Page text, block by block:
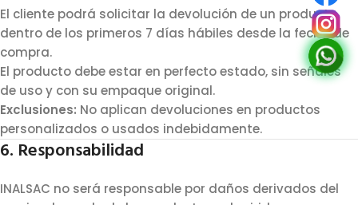
El cliente podrá solicitar la devolución de un producto
dentro de los primeros 7 días hábiles desde la fecha de
compra.
El producto debe estar en perfecto estado, sin señales
de uso y con su empaque original.
Exclusiones: No aplican devoluciones en productos
personalizados o usados indebidamente.
6. Responsabilidad
INALSAC no será responsable por daños derivados del